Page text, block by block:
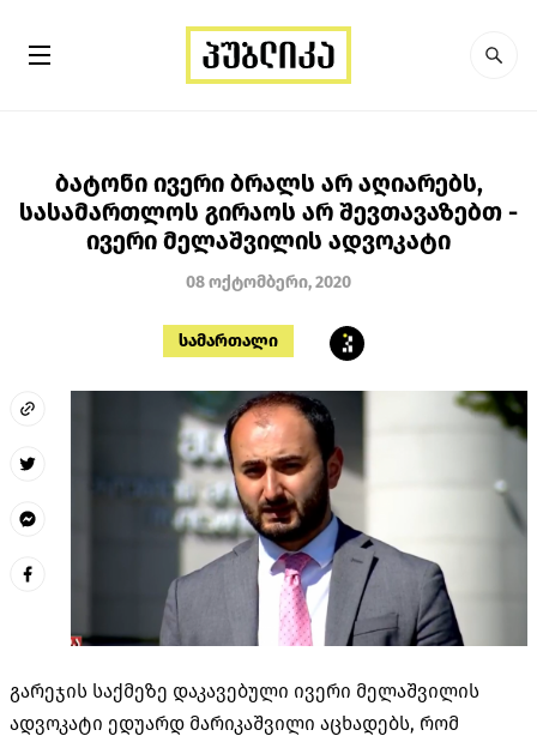
ბატონი ივერი ბრალს არ აღიარებს,
სასამართლოს გირაოს არ შევთავაზებთ -
ივერი მელაშვილის ადვოკატი
08 ოქტომბერი, 2020
სამართალი
გარეჯის საქმეზე დაკავებული ივერი მელაშვილის
ადვოკატი ედუარდ მარიკაშვილი აცხადებს, რომ